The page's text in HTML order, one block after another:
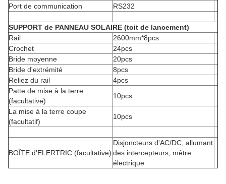
Port de communication
RS232
SUPPORT de PANNEAU SOLAIRE (toit de lancement)
Rail
2600mm*8pcs
Crochet
24pcs
Bride moyenne
20pcs
Bride d'extrémité
8pcs
Reliez du rail
4pcs
Patte de mise à la terre
(facultative)
10pcs
La mise à la terre coupe
(facultatif)
10pcs
BOÎTE d'ELERTRIC (facultative)
Disjoncteurs d'AC/DC, allumant
des intercepteurs, mètre
électrique